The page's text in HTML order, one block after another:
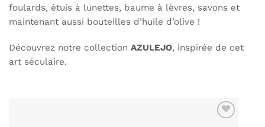
foulards, étuis à lunettes, baume à lèvres, savons et
maintenant aussi bouteilles d’huile d’olive !
Découvrez notre collection AZULEJO, inspirée de cet
art séculaire.